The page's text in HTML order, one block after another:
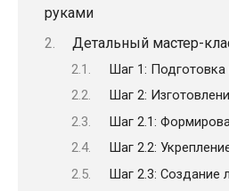
руками
Детальный мастер-
Шаг 1: Подготовка
Шаг 2:
Шаг 2.1:
Шаг 2.2:
Шаг 2.3: Создание